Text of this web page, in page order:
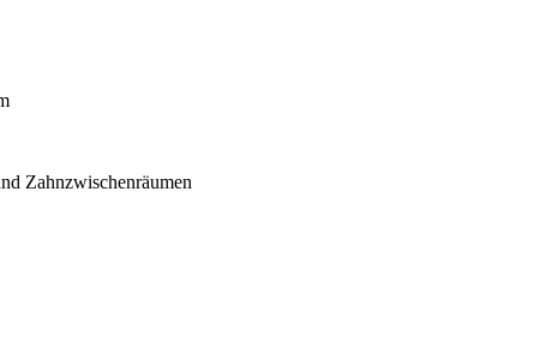
Zahnzwischenräumen